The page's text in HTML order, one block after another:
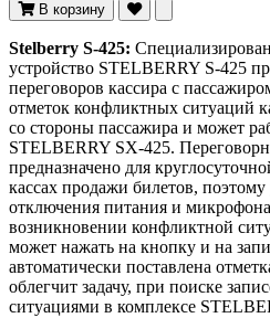
В корзину
Stelberry S-425:
устройство STELBERRY S-425
переговоров кассира с
отметок конфликтных ситуаций
со стороны пассажира и может
STELBERRY SX-425.
предназначено для
кассах продажи билетов,
отключения питания и
возникновении конфликтной
может нажать на кнопку и на
автоматически поставлена
облегчит задачу, при поиске
ситуациями в комплексе